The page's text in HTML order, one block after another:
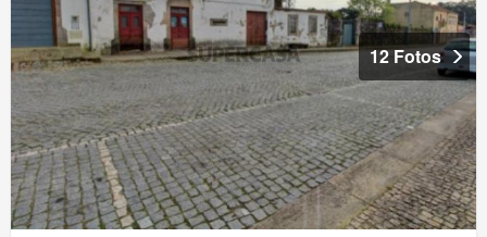
12 Fotos